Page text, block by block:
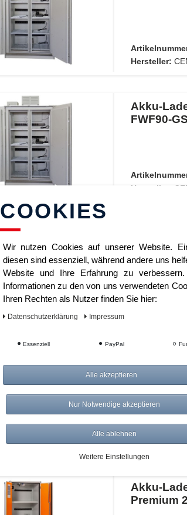
Hersteller:
Akku-
FWF90-
Hersteller:
Akku-
230 V
Artikelnummer:
Akku-
400 V
Hersteller:
Akku-
Premium
COOKIES
Wir nutzen Cookies auf unserer Website.
diesen sind essenziell, während andere uns
Website und Ihre Erfahrung zu verbessern.
Informationen zu den von uns verwendeten
Ihren Rechten als Nutzer finden Sie hier:
Daten­schutz­erklärung Impressum
Essenziell PayPal
Alle akzeptieren
Nur Notwendige akzeptieren
Alle ablehnen
Weitere Einstellungen